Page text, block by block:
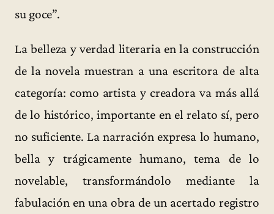
su goce”.
La belleza y verdad literaria en la construcción
de la novela muestran a una escritora de alta
categoría: como artista y creadora va más allá
de lo histórico, importante en el relato sí, pero
no suficiente. La narración expresa lo humano,
bella y trágicamente humano, tema de lo
novelable, transformándolo mediante la
fabulación en una obra de un acertado registro